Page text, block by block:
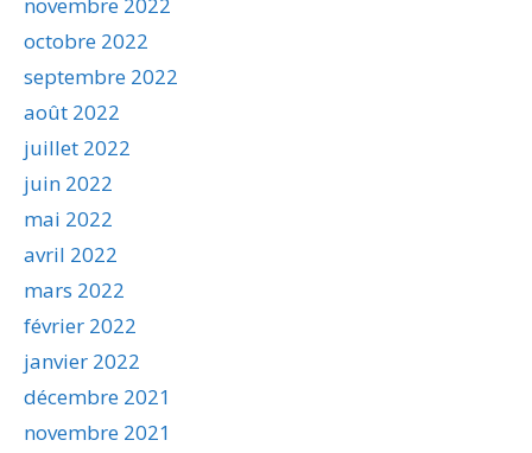
octobre 2022
septembre 2022
août 2022
juillet 2022
juin 2022
mai 2022
avril 2022
mars 2022
février 2022
janvier 2022
décembre 2021
novembre 2021